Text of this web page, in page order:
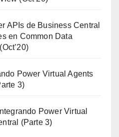
APIs de Business Central
en Common Data
Power Virtual Agents
3)
Integrando Power Virtual
(Parte 3)